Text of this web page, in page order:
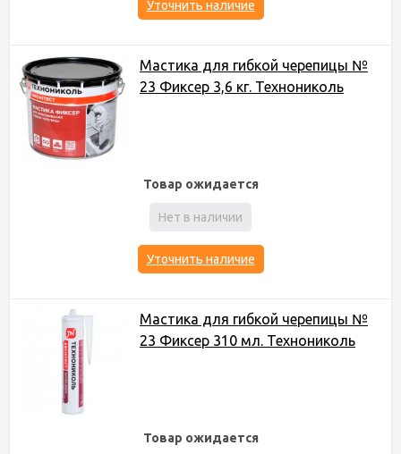
Уточнить наличие
Мастика для гибкой черепицы №
23 Фиксер 3,6 кг. Технониколь
Товар ожидается
Нет в наличии
Уточнить наличие
Мастика для гибкой черепицы №
23 Фиксер 310 мл. Технониколь
Товар ожидается